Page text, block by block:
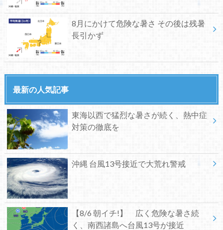
8月にかけて危険な暑さ その後は残暑
長引かず
最新の人気記事
東海以西で猛烈な暑さが続く、熱中症
対策の徹底を
沖縄 台風13号接近で大荒れ警戒
【8/6 朝イチ!】 広く危険な暑さ続
く、南西諸島へ台風13号が接近